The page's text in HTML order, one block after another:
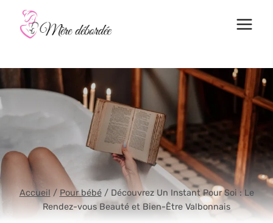
contenu
Accueil / Pour bébé / Découvrez Un Instant Pour Soi : Le
Rendez-vous Beauté et Bien-Être Valbonnais